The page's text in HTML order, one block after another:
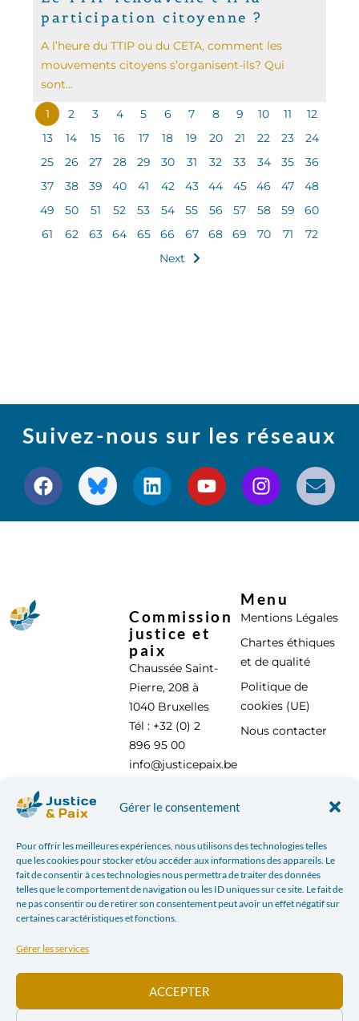
Gérer le consentement
Pour offrir les meilleures expériences, nous utilisons des technologies telles
que les cookies pour stocker et/ou accéder aux informations des appareils. Le
fait de consentir à ces technologies nous permettra de traiter des données
telles que le comportement de navigation ou les ID uniques sur ce site. Le fait de
ne pas consentir ou de retirer son consentement peut avoir un effet négatif sur
certaines caractéristiques et fonctions.
Gérer les services
ACCEPTER
participation citoyenne ?
A l’heure du TTIP ou du CETA, comment les
mouvements citoyens s’organisent-ils? Qui
sont...
1 2 3 4 5 6 7 8 9 10 11
12
13
14 15 16 17 18 19 20 21 22 23
24
25
26 27 28 29 30 31 32 33 34 35
36
37
38 39 40 41 42 43 44 45 46 47
48
49
50 51 52 53 54 55 56 57 58 59
60
61
62 63 64 65 66 67 68 69 70 71
72
Next
Suivez-nous sur les réseaux
Commission
justice et
paix
Chaussée Saint-
Pierre, 208 à
1040 Bruxelles
Tél : +32 (0) 2
896 95 00
info@justicepaix.be
Menu
Mentions Légales
Chartes éthiques
et de qualité
Politique de
cookies (UE)
Nous contacter